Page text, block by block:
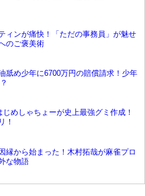
ィンが痛快！「ただの事務員」が魅せ
のご褒美術
舐め少年に6700万円の賠償請求！少年
じめしゃちょーが史上最強グミ作成！
！
縁から始まった！木村拓哉が麻雀プロ
な物語